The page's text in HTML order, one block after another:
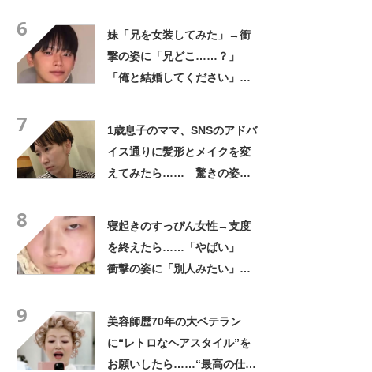
6
妹「兄を女装してみた」→衝
撃の姿に「兄どこ……？」
「俺と結婚してください」と
7
1歳息子のママ、SNSのアドバ
イス通りに髪形とメイクを変
えてみたら…… 驚きの姿に
8
寝起きのすっぴん女性→支度
を終えたら……「やばい」
衝撃の姿に「別人みたい」
9
美容師歴70年の大ベテラン
に“レトロなヘアスタイル”を
お願いしたら……“最高の仕上